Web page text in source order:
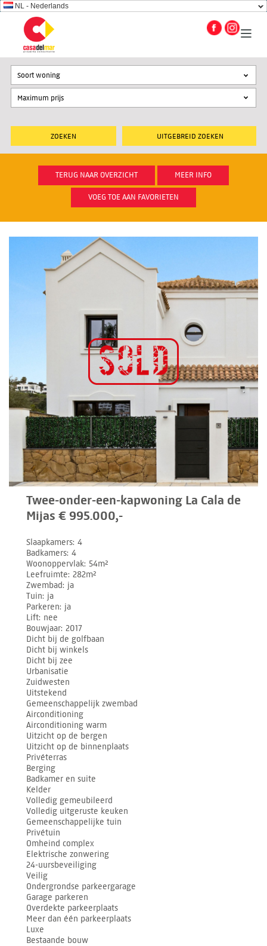
NL - Nederlands
UITGEBREID ZOEKEN
Soort woning
TERUG NAAR OVERZICHT MEER INFO
VOEG TOE AAN FAVORIETEN
Twee-onder-een-kapwoning La Cala de
Mijas € 995.000,-
Slaapkamers 4
Badkamers 4
Woonoppervlak 54m²
Leefruimte 282m²
Zwembad ja
Tuin ja
Parkeren ja
Lift nee
Bouwjaar 2017
Dicht bij de golfbaan
Dicht bij winkels
Dicht bij zee
Urbanisatie
Zuidwesten
Uitstekend
Gemeenschappelijk zwembad
Airconditioning
Airconditioning warm
Uitzicht op de bergen
Uitzicht op de binnenplaats
Privéterras
Berging
Badkamer en suite
Kelder
Volledig gemeubileerd
Volledig uitgeruste keuken
Gemeenschappelijke tuin
Privétuin
Omheind complex
Elektrische zonwering
24-uursbeveiliging
Veilig
Ondergrondse parkeergarage
Garage parkeren
Overdekte parkeerplaats
Meer dan één parkeerplaats
Luxe
Bestaande bouw